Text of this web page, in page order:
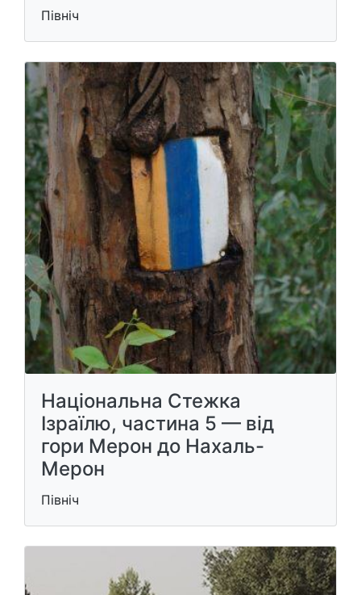
Північ
Національна Стежка
Ізраїлю, частина 5 — від
гори Мерон до Нахаль-
Мерон
Північ